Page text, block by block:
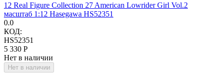
12 Real Figure Collection 27 American Lowrider Girl Vol.2
масштаб 1:12 Hasegawa HS52351
0.0
КОД:
HS52351
5 330 Р
Нет в наличии
Нет в наличии